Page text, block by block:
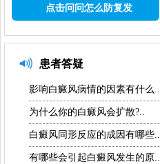
点击问问怎么防复发
患者答疑
影响白癜风病情的因素有什么..
为什么你的白癜风会扩散?..
白癜风同形反应的成因有哪些..
有哪些会引起白癜风发生的原..